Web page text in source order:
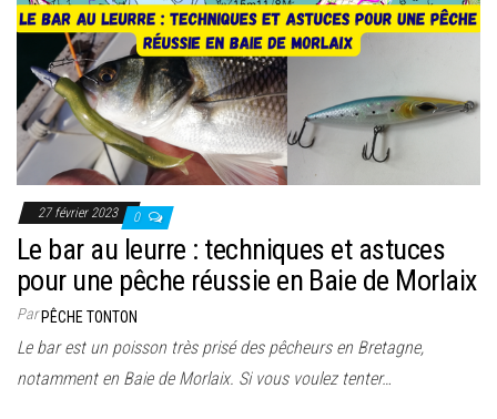
27 février 2023 0
Le bar au leurre : techniques et astuces
pour une pêche réussie en Baie de Morlaix
ParPÊCHE TONTON
Le bar est un poisson très prisé des pêcheurs en Bretagne,
notamment en Baie de Morlaix. Si vous voulez tenter…